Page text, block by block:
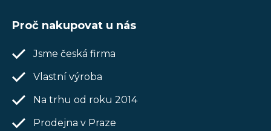
Proč nakupovat u nás
Jsme česká firma
Vlastní výroba
Na trhu od roku 2014
Prodejna v Praze